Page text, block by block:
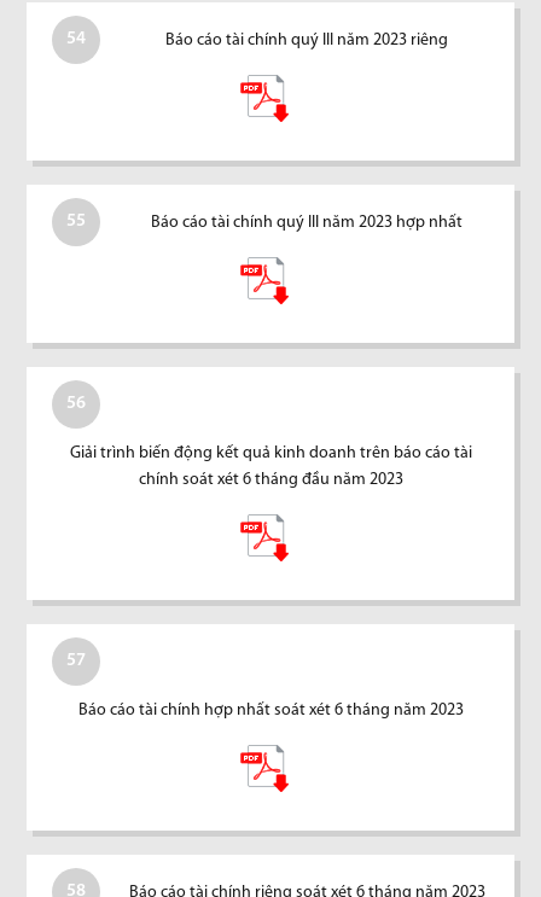
54 Báo cáo tài chính quý III năm 2023 riêng
55 Báo cáo tài chính quý III năm 2023 hợp nhất
56
Giải trình biến động kết quả kinh doanh trên báo cáo tài
chính soát xét 6 tháng đầu năm 2023
57
Báo cáo tài chính hợp nhất soát xét 6 tháng năm 2023
58 Báo cáo tài chính riêng soát xét 6 tháng năm 2023